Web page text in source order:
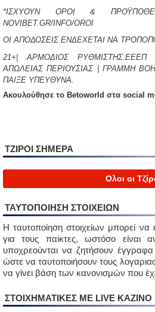
*ΙΣΧΥΟΥΝ ΟΡΟΙ &
NOVIBET.GR/INFO/OROI
ΟΙ ΑΠΟΔΟΣΕΙΣ ΕΝΔΕΧΕΤΑΙ ΝΑ
21+| ΑΡΜΟΔΙΟΣ
ΑΠΩΛΕΙΑΣ ΠΕΡΙΟΥΣΙΑΣ | ΓΡΑΜΜΗ
ΠΑΙΞΕ ΥΠΕΥΘΥΝΑ.
Aκουλούθησε το Betoworld στα social
ΤΖΙΡΟΙ ΣΗΜΕΡΑ
Ολοι οι
ΤΑΥΤΟΠΟΙΗΣΗ ΣΤΟΙΧΕΙΩΝ
Η ταυτοποίηση στοιχείων μπορεί να
για τους παίκτες, ωστόσο είναι
υποχρεούνται να ζητήσουν
ώστε να ταυτοποιήσουν τους
να γίνει βάση των κανονισμών που
ΣΤΟΙΧΗΜΑΤΙΚΈΣ ΜΕ LIVE ΚΑΖΙΝΟ